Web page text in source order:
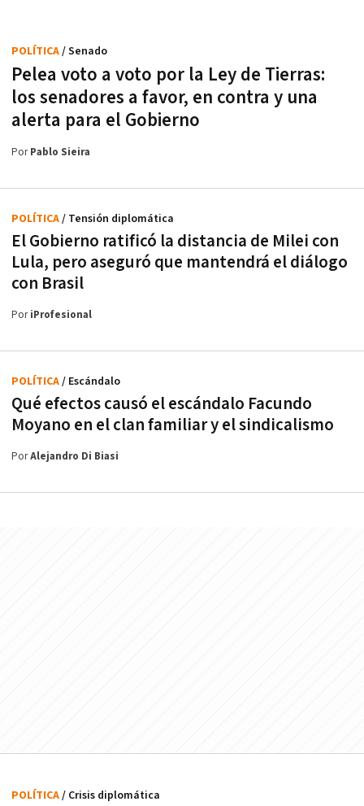
Pelea voto a voto por la Ley de Tierras:
los senadores a favor, en contra y una
alerta para el Gobierno
POLÍTICA/ Senado
PorPablo Sieira
El Gobierno ratificó la distancia de Milei con
Lula, pero aseguró que mantendrá el diálogo
con Brasil
POLÍTICA/ Tensión diplomática
PoriProfesional
Qué efectos causó el escándalo Facundo
Moyano en el clan familiar y el sindicalismo
POLÍTICA/ Escándalo
PorAlejandro Di Biasi
POLÍTICA/ Crisis diplomática